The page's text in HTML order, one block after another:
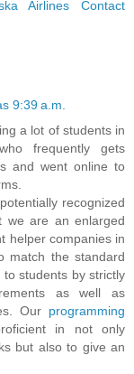
Airlines Contact
9:39 a.m.
a lot of students in
frequently gets
and went online to
recognized
we are an enlarged
helper companies in
match the standard
students by strictly
as well as
Our programming
in not only
but also to give an